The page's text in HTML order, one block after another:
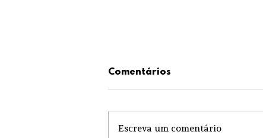
Comentários
Escreva um comentário